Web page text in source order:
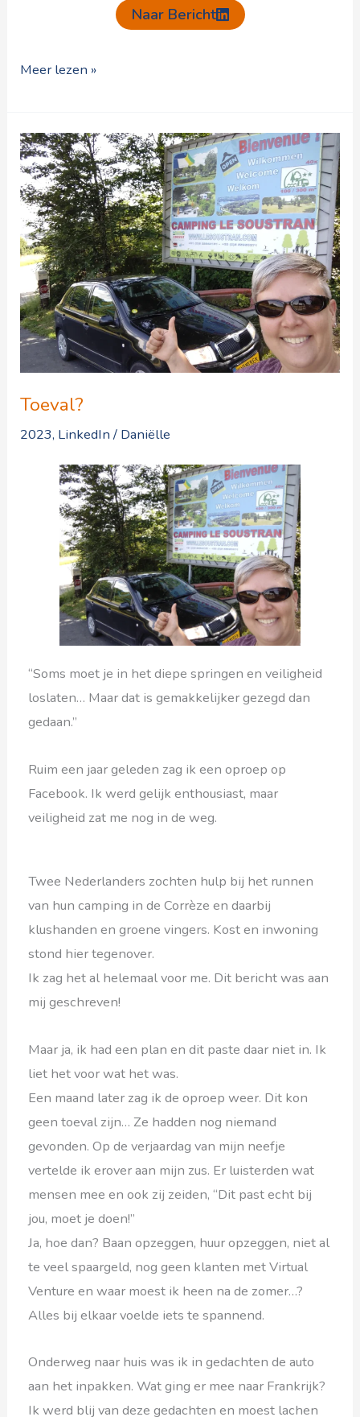
Naar Bericht
Meer lezen »
Toeval?
2023, LinkedIn/ Daniëlle
“Soms moet je in het diepe springen en veiligheid
loslaten… Maar dat is gemakkelijker gezegd dan
gedaan.”
Ruim een jaar geleden zag ik een oproep op
Facebook. Ik werd gelijk enthousiast, maar
veiligheid zat me nog in de weg.
Twee Nederlanders zochten hulp bij het runnen
van hun camping in de Corrèze en daarbij
klushanden en groene vingers. Kost en inwoning
stond hier tegenover.
Ik zag het al helemaal voor me. Dit bericht was aan
mij geschreven!
Maar ja, ik had een plan en dit paste daar niet in. Ik
liet het voor wat het was.
Een maand later zag ik de oproep weer. Dit kon
geen toeval zijn… Ze hadden nog niemand
gevonden. Op de verjaardag van mijn neefje
vertelde ik erover aan mijn zus. Er luisterden wat
mensen mee en ook zij zeiden, “Dit past echt bij
jou, moet je doen!”
Ja, hoe dan? Baan opzeggen, huur opzeggen, niet al
te veel spaargeld, nog geen klanten met Virtual
Venture en waar moest ik heen na de zomer…?
Alles bij elkaar voelde iets te spannend.
Onderweg naar huis was ik in gedachten de auto
aan het inpakken. Wat ging er mee naar Frankrijk?
Ik werd blij van deze gedachten en moest lachen
Toeval?